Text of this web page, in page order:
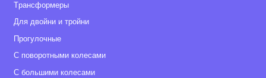
Tрансформеры
Для двойни и тройни
Прогулочные
С поворотными колесами
С большими колесами